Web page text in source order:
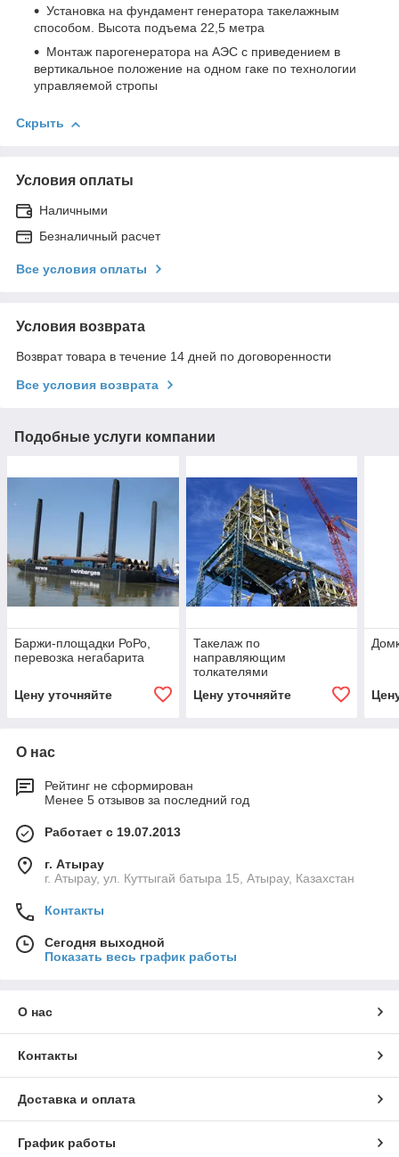
Установка на фундамент генератора такелажным
способом. Высота подъема 22,5 метра
Монтаж парогенератора на АЭС с приведением в
вертикальное положение на одном гаке по технологии
управляемой стропы
Скрыть
Условия оплаты
Наличными
Безналичный расчет
Все условия оплаты
Условия возврата
Возврат товара в течение 14 дней по договоренности
Все условия возврата
Подобные услуги компании
Баржи-площадки РоРо,
перевозка негабарита
Цену уточняйте
Такелаж по
направляющим
толкателями
Цену уточняйте
О нас
Рейтинг не сформирован
Менее 5 отзывов за последний год
Работает с 19.07.2013
г. Атырау
г. Атырау, ул. Куттыгай батыра 15, Атырау, Казахстан
Контакты
Сегодня выходной
Показать весь график работы
О нас
Контакты
Доставка и оплата
График работы